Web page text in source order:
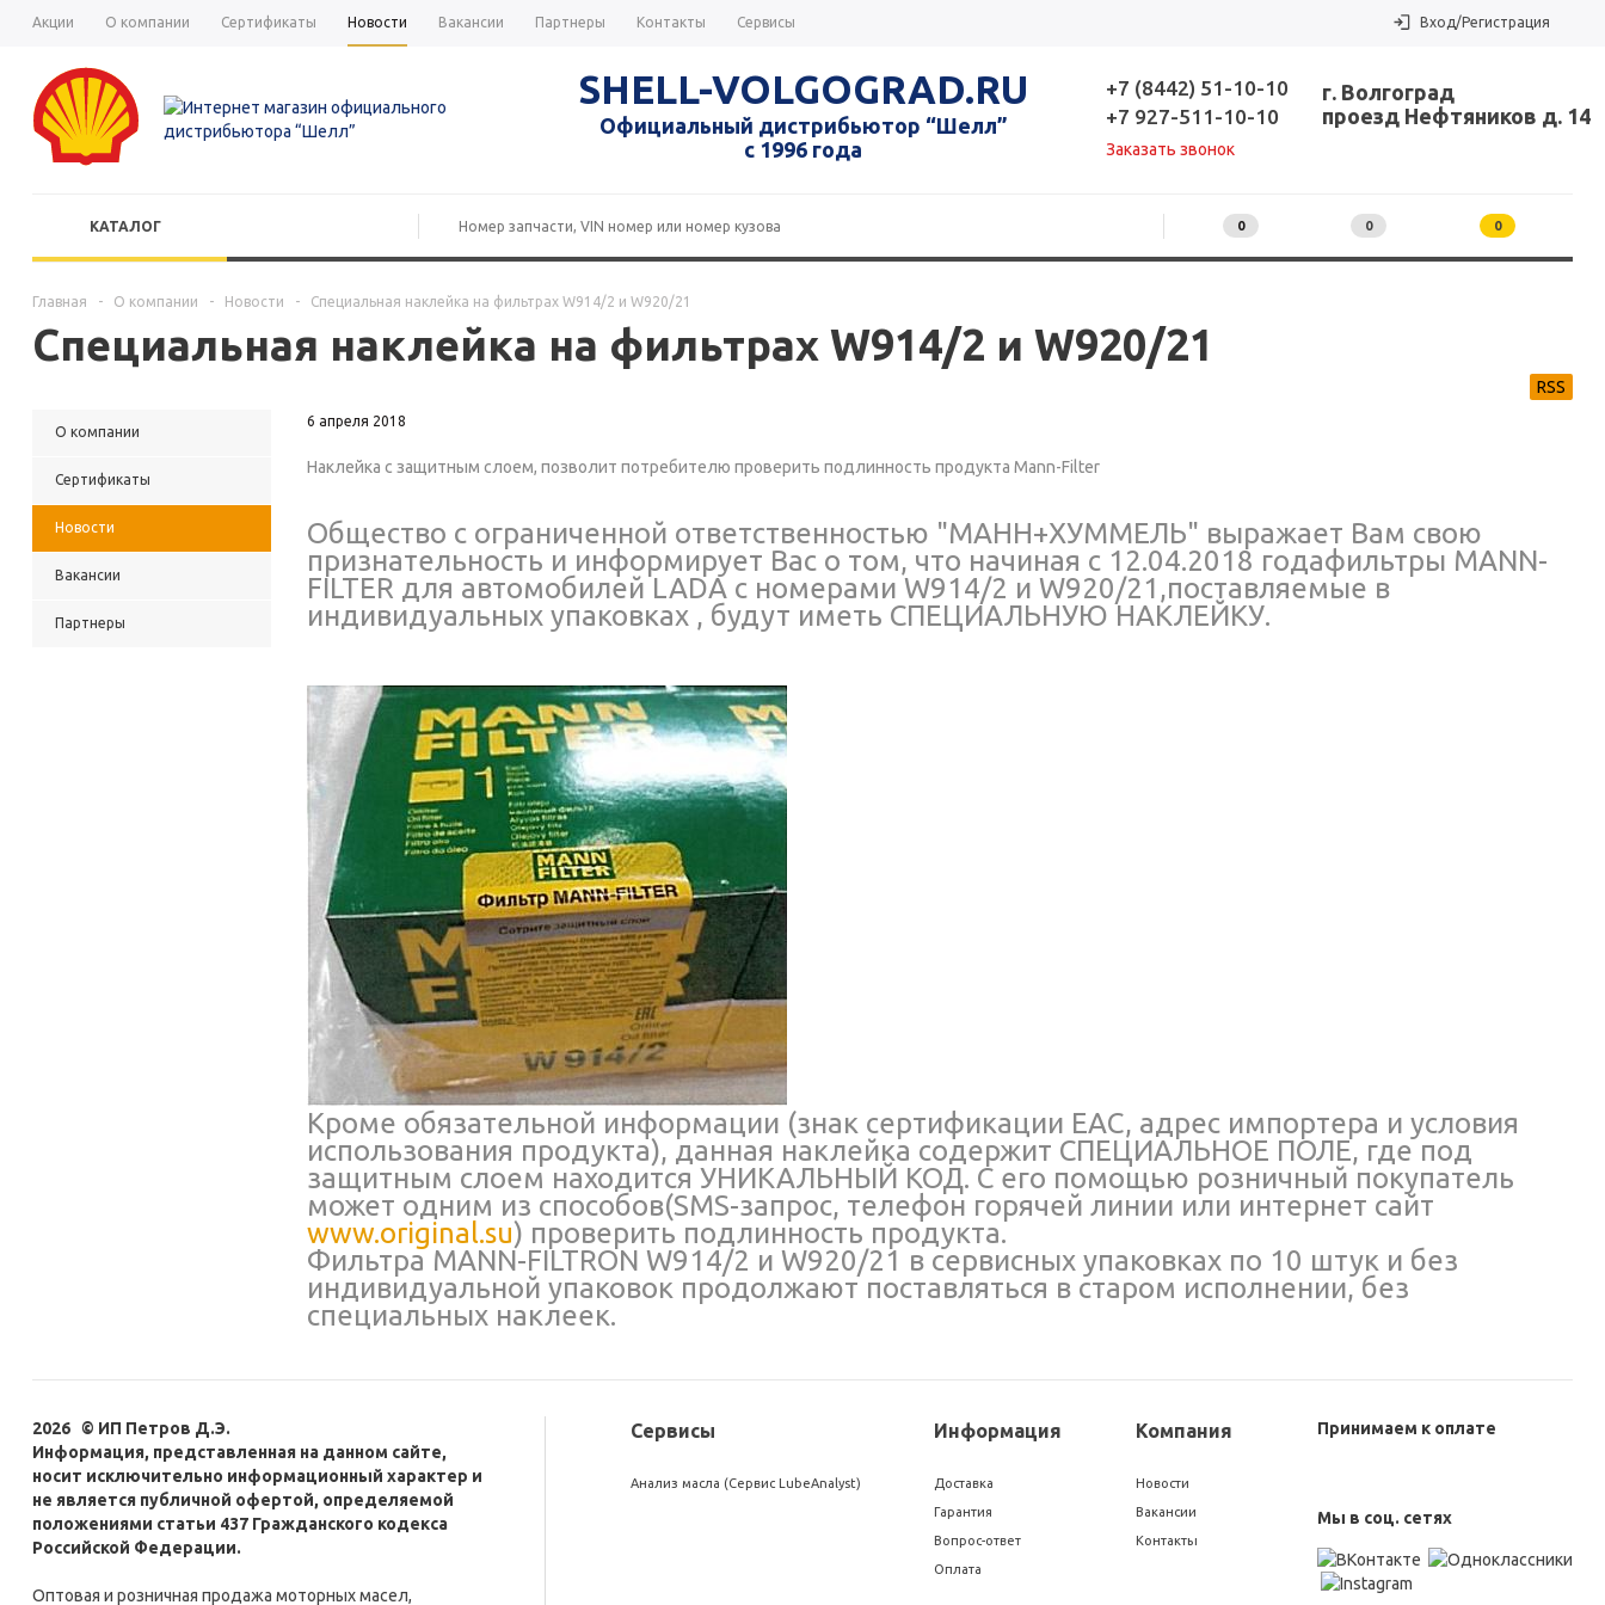
Акции О компании Сертификаты Новости Вакансии Партнеры Контакты Сервисы Вход/Регистрация
SHELL-VOLGOGRAD.RU
Официальный дистрибьютор “Шелл”
с 1996 года
+7 (8442) 51-10-10
+7 927-511-10-10
Заказать звонок
г. Волгоград
проезд Нефтяников д. 14
КАТАЛОГ 0 0 0
Главная - О компании - Новости - Специальная наклейка на фильтрах W914/2 и W920/21
Специальная наклейка на фильтрах W914/2 и W920/21
О компании
Сертификаты
Новости
Вакансии
Партнеры
RSS
6 апреля 2018
Наклейка с защитным слоем, позволит потребителю проверить подлинность продукта Mann-Filter
Общество с ограниченной ответственностью "МАНН+ХУММЕЛЬ" выражает Вам свою
признательность и информирует Вас о том, что начиная с 12.04.2018 годафильтры MANN-
FILTER для автомобилей LADA с номерами W914/2 и W920/21,поставляемые в
индивидуальных упаковках , будут иметь СПЕЦИАЛЬНУЮ НАКЛЕЙКУ.
Кроме обязательной информации (знак сертификации EAC, адрес импортера и условия
использования продукта), данная наклейка содержит СПЕЦИАЛЬНОЕ ПОЛЕ, где под
защитным слоем находится УНИКАЛЬНЫЙ КОД. С его помощью розничный покупатель
может одним из способов(SMS-запрос, телефон горячей линии или интернет сайт
www.original.su) проверить подлинность продукта.
Фильтра MANN-FILTRON W914/2 и W920/21 в сервисных упаковках по 10 штук и без
индивидуальной упаковок продолжают поставляться в старом исполнении, без
специальных наклеек.
2026 © ИП Петров Д.Э.
Информация, представленная на данном сайте,
носит исключительно информационный характер и
не является публичной офертой, определяемой
положениями статьи 437 Гражданского кодекса
Российской Федерации.
Оптовая и розничная продажа моторных масел,
Сервисы
Анализ масла (Сервис LubeAnalyst)
Информация
Доставка
Гарантия
Вопрос-ответ
Оплата
Компания
Новости
Вакансии
Контакты
Принимаем к оплате
Мы в соц. сетях